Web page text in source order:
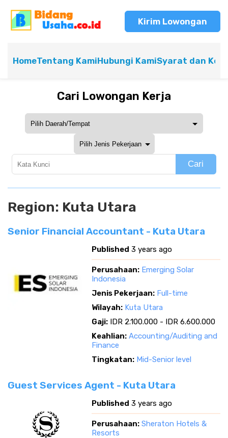
Kirim Lowongan
HomeTentang KamiHubungi KamiSyarat dan
Cari Lowongan Kerja
Cari
Region: Kuta Utara
Senior Financial Accountant - Kuta Utara
Published 3 years ago
Perusahaan: Emerging Solar
Indonesia
Jenis Pekerjaan: Full-time
Wilayah: Kuta Utara
Gaji: IDR 2.100.000 - IDR 6.600.000
Keahlian: Accounting/Auditing and
Finance
Tingkatan: Mid-Senior level
Guest Services Agent - Kuta Utara
Published 3 years ago
Perusahaan: Sheraton Hotels &
Resorts